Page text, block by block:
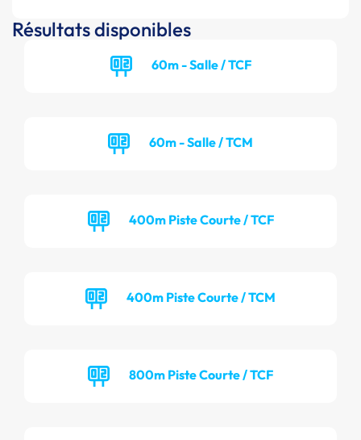
Résultats disponibles
60m - Salle / TCF
60m - Salle / TCM
400m Piste Courte / TCF
400m Piste Courte / TCM
800m Piste Courte / TCF